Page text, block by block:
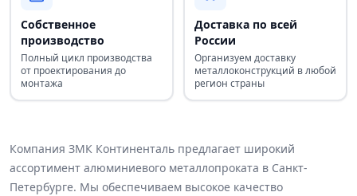
Собственное
производство
Полный цикл производства
от проектирования до
монтажа
Доставка по всей
России
Организуем доставку
металлоконструкций в любой
регион страны
Компания ЗМК Континенталь предлагает широкий
ассортимент алюминиевого металлопроката в Санкт-
Петербурге. Мы обеспечиваем высокое качество